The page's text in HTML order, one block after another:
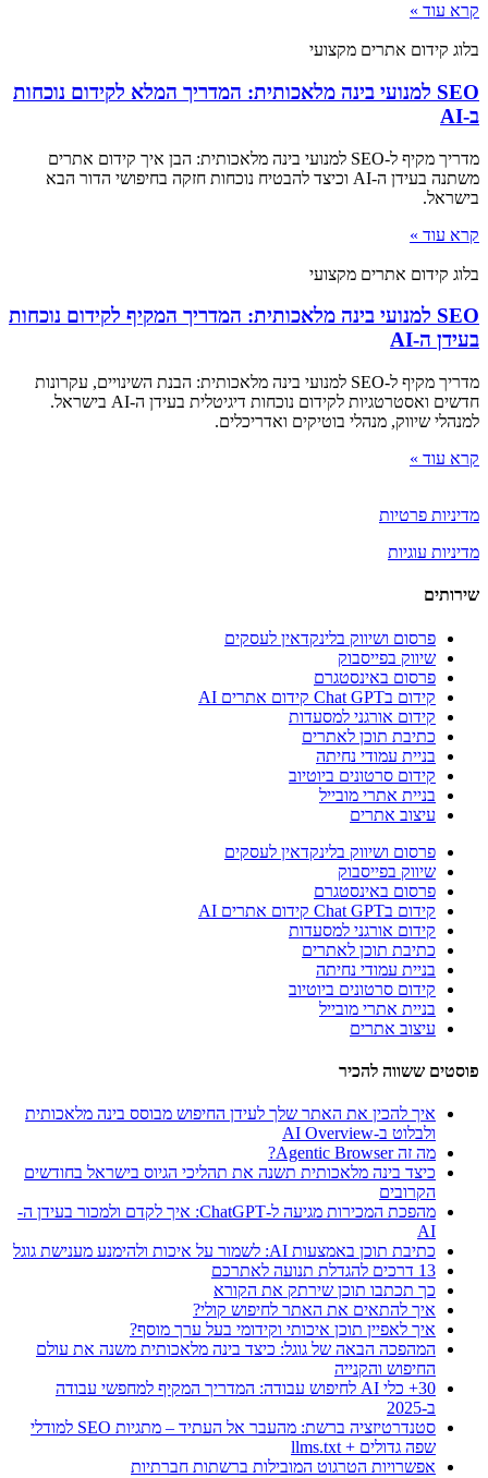
קרא עוד »
בלוג קידום אתרים מקצועי
SEO למנועי בינה מלאכותית: המדריך המלא לקידום נוכחות
ב-AI
מדריך מקיף ל-SEO למנועי בינה מלאכותית: הבן איך קידום אתרים
משתנה בעידן ה-AI וכיצד להבטיח נוכחות חזקה בחיפושי הדור הבא
בישראל.
קרא עוד »
בלוג קידום אתרים מקצועי
SEO למנועי בינה מלאכותית: המדריך המקיף לקידום נוכחות
בעידן ה-AI
מדריך מקיף ל-SEO למנועי בינה מלאכותית: הבנת השינויים, עקרונות
חדשים ואסטרטגיות לקידום נוכחות דיגיטלית בעידן ה-AI בישראל.
למנהלי שיווק, מנהלי בוטיקים ואדריכלים.
קרא עוד »
מדיניות פרטיות
מדיניות עוגיות
שירותים
פרסום ושיווק בלינקדאין לעסקים
שיווק בפייסבוק
פרסום באינסטגרם
קידום בChat GPT קידום אתרים AI
קידום אורגני למסעדות
כתיבת תוכן לאתרים
בניית עמודי נחיתה
קידום סרטונים ביוטיוב
בניית אתרי מובייל
עיצוב אתרים
פרסום ושיווק בלינקדאין לעסקים
שיווק בפייסבוק
פרסום באינסטגרם
קידום בChat GPT קידום אתרים AI
קידום אורגני למסעדות
כתיבת תוכן לאתרים
בניית עמודי נחיתה
קידום סרטונים ביוטיוב
בניית אתרי מובייל
עיצוב אתרים
פוסטים ששווה להכיר
איך להכין את האתר שלך לעידן החיפוש מבוסס בינה מלאכותית
ולבלוט ב-AI Overview
מה זה Agentic Browser?
כיצד בינה מלאכותית תשנה את תהליכי הגיוס בישראל בחודשים
הקרובים
מהפכת המכירות מגיעה ל-ChatGPT: איך לקדם ולמכור בעידן ה-
AI
כתיבת תוכן באמצעות AI: לשמור על איכות ולהימנע מענישת גוגל
13 דרכים להגדלת תנועה לאתרכם
כך תכתבו תוכן שירתק את הקורא
איך להתאים את האתר לחיפוש קולי?
איך לאפיין תוכן איכותי וקידומי בעל ערך מוסף?
המהפכה הבאה של גוגל: כיצד בינה מלאכותית משנה את עולם
החיפוש והקנייה
30+ כלי AI לחיפוש עבודה: המדריך המקיף למחפשי עבודה
ב-2025
סטנדרטיזציה ברשת: מהעבר אל העתיד – מתגיות SEO למודלי
שפה גדולים + llms.txt
אפשרויות הטרגוט המובילות ברשתות חברתיות